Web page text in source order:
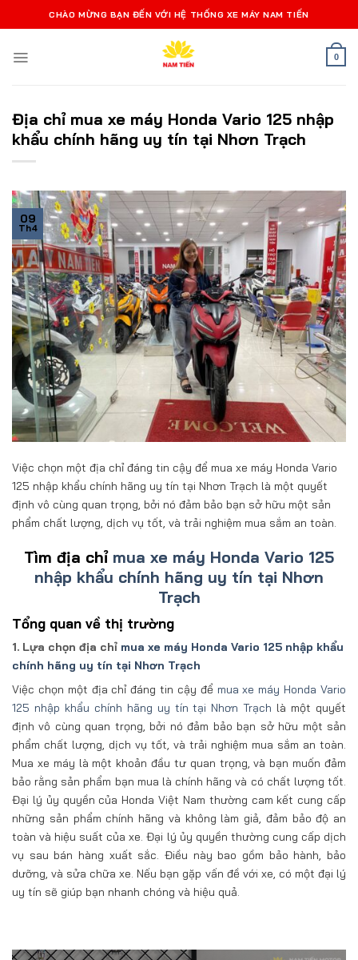
qua
dung
CHÀO MỪNG BẠN ĐẾN VỚI HỆ THỐNG XE MÁY NAM TIẾN
0
Địa chỉ mua xe máy Honda Vario 125 nhập
khẩu chính hãng uy tín tại Nhơn Trạch
09
Th4
Việc chọn một địa chỉ đáng tin cậy để mua xe máy Honda Vario
125 nhập khẩu chính hãng uy tín tại Nhơn Trạch là một quyết
định vô cùng quan trọng, bởi nó đảm bảo bạn sở hữu một sản
phẩm chất lượng, dịch vụ tốt, và trải nghiệm mua sắm an toàn.
Tìm địa chỉ mua xe máy Honda Vario 125
nhập khẩu chính hãng uy tín tại Nhơn
Trạch
Tổng quan về thị trường
1. Lựa chọn địa chỉ mua xe máy Honda Vario 125 nhập khẩu
chính hãng uy tín tại Nhơn Trạch
Việc chọn một địa chỉ đáng tin cậy để mua xe máy Honda Vario
125 nhập khẩu chính hãng uy tín tại Nhơn Trạch là một quyết
định vô cùng quan trọng, bởi nó đảm bảo bạn sở hữu một sản
phẩm chất lượng, dịch vụ tốt, và trải nghiệm mua sắm an toàn.
Mua xe máy là một khoản đầu tư quan trọng, và bạn muốn đảm
bảo rằng sản phẩm bạn mua là chính hãng và có chất lượng tốt.
Đại lý ủy quyền của Honda Việt Nam thường cam kết cung cấp
những sản phẩm chính hãng và không làm giả, đảm bảo độ an
toàn và hiệu suất của xe. Đại lý ủy quyền thường cung cấp dịch
vụ sau bán hàng xuất sắc. Điều này bao gồm bảo hành, bảo
dưỡng, và sửa chữa xe. Nếu bạn gặp vấn đề với xe, có một đại lý
uy tín sẽ giúp bạn nhanh chóng và hiệu quả.